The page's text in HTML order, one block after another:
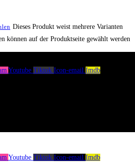
Dieses Produkt weist mehrere Varianten
können auf der Produktseite gewählt werden
Youtube Tiktok Icon-email Imdb
Youtube Tiktok Icon-email Imdb